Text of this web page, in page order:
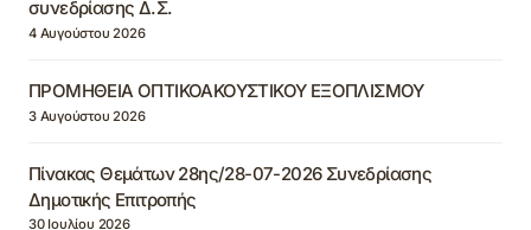
συνεδρίασης Δ.Σ.
4 Αυγούστου 2026
ΠΡΟΜΗΘΕΙΑ ΟΠΤΙΚΟΑΚΟΥΣΤΙΚΟΥ ΕΞΟΠΛΙΣΜΟΥ
3 Αυγούστου 2026
Πίνακας Θεμάτων 28ης/28-07-2026 Συνεδρίασης
Δημοτικής Επιτροπής
30 Ιουλίου 2026